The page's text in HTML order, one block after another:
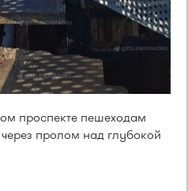
проспекте пешеходам
пролом над глубокой